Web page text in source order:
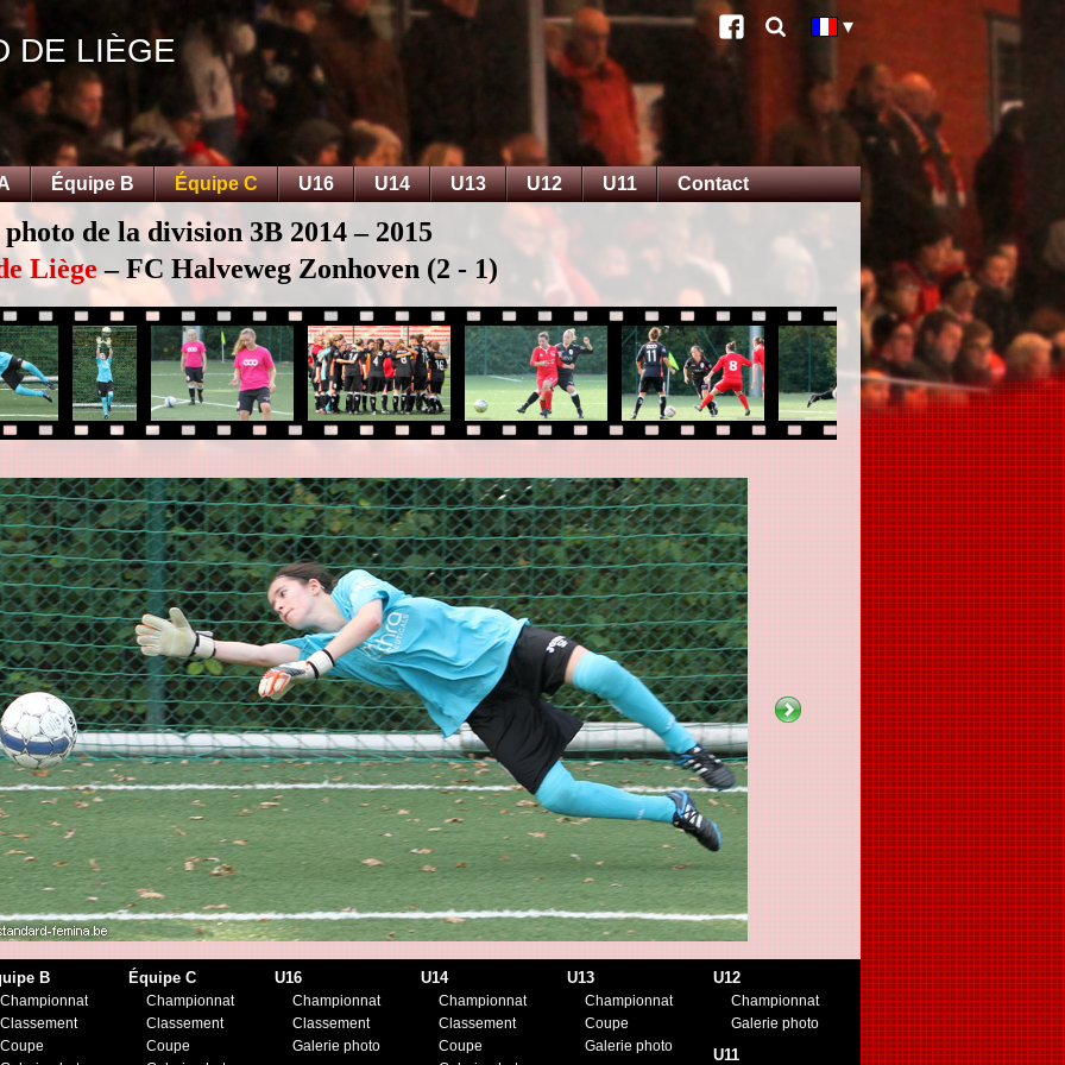
DE LIÈGE
Équipe B Équipe C U16 U14 U13 U12 U11 Contact
de la division 3B 2014 – 2015
Liège– FC Halveweg Zonhoven (2 - 1)
B
Championnat
Classement
Coupe
Équipe C
Championnat
Classement
Coupe
U16
Championnat
Classement
Galerie photo
U14
Championnat
Classement
Coupe
U13
Championnat
Coupe
Galerie photo
U12
Championnat
Galerie photo
U11